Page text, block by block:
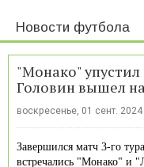
Новости футбола
"Монако"
Головин вышел
воскресенье, 01 сент.
Завершился матч 3-го
встречались "Монако" и